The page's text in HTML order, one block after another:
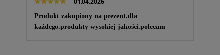
01.04.2026
Produkt zakupiony na prezent.dla
każdego.produkty wysokiej jakości.polecam